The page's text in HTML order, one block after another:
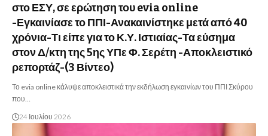
στο ΕΣΥ, σε ερώτηση του evia online
-Εγκαινίασε το ΠΠΙ-Ανακαινίστηκε μετά από 40
χρόνια-Τι είπε για το Κ.Υ. Ιστιαίας-Τα εύσημα
στον Δ/κτη της 5ης ΥΠε Φ. Σερέτη -Αποκλειστικό
ρεπορτάζ-(3 Βίντεο)
Το evia online κάλυψε αποκλειστικά την εκδήλωση εγκαινίων του ΠΠΙ Σκύρου
που…
24 Ιουλίου 2026